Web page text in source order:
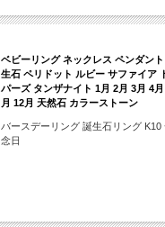
ベビーリング ネックレス ペンダン
生石 ペリドット ルビー サファイア
パーズ タンザナイト 1月 2月 3月 4
月 12月 天然石 カラーストーン
バースデーリング 誕生石リング
念日